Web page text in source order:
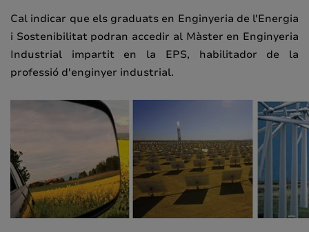
Cal indicar que els graduats en Enginyeria de l'Energia
i Sostenibilitat podran accedir al Màster en Enginyeria
Industrial impartit en la EPS, habilitador de la
professió d'enginyer industrial.